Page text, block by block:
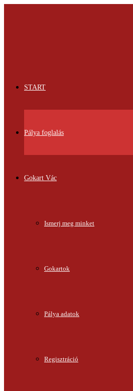
START
Pálya foglalás
Gokart Vác
Ismerj meg minket
Gokartok
Pálya adatok
Regisztráció